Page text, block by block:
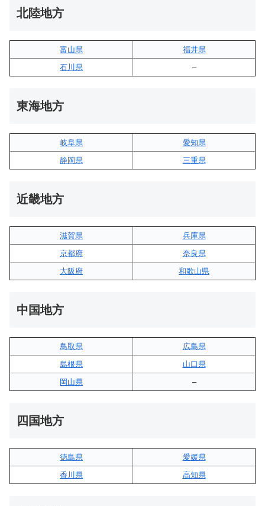
北陸地方
富山県
福井県
石川県
–
東海地方
岐阜県
愛知県
静岡県
三重県
近畿地方
滋賀県
兵庫県
京都府
奈良県
大阪府
和歌山県
中国地方
鳥取県
広島県
島根県
山口県
岡山県
–
四国地方
徳島県
愛媛県
香川県
高知県